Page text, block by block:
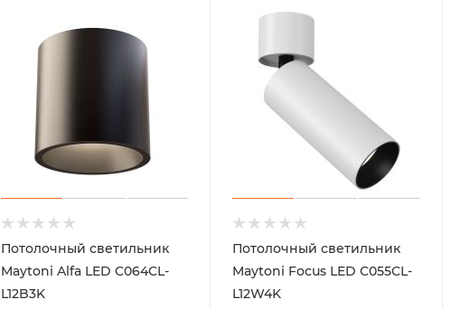
Потолочный светильник
Maytoni Alfa LED C064CL-
L12B3K
Потолочный светильник
Maytoni Focus LED C055CL-
L12W4K